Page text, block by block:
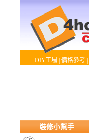
DIY工場 價格參考
裝修小幫手